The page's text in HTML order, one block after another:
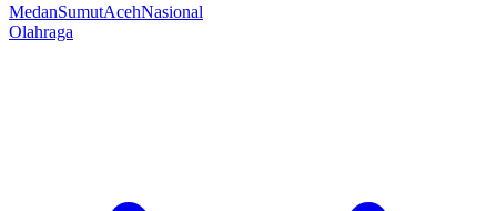
MedanSumutAcehNasional
Olahraga